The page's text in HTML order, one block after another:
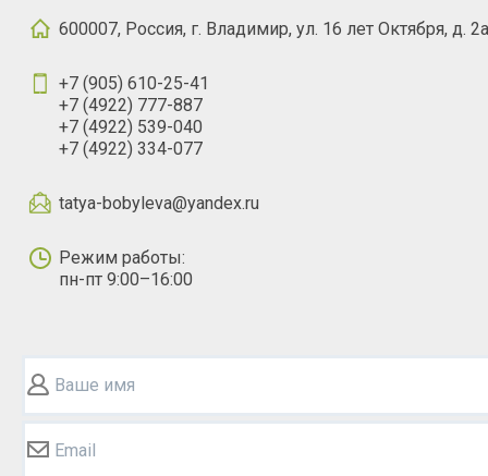
600007, Россия, г. Владимир, ул. 16 лет Октября, д. 2а
+7 (905) 610-25-41
+7 (4922) 777-887
+7 (4922) 539-040
+7 (4922) 334-077
tatya-bobyleva@yandex.ru
Режим работы:
пн-пт 9:00–16:00
Ваше имя
Email